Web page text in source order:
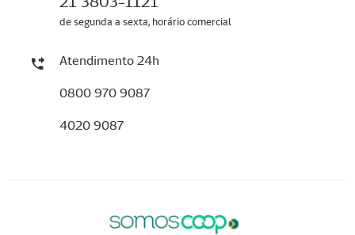
de segunda a sexta, horário comercial
Atendimento 24h
0800 970 9087
4020 9087